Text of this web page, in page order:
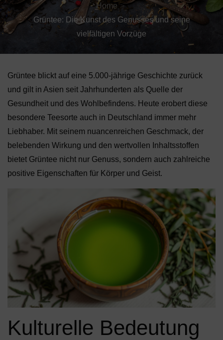
Home
Grüntee: Die Kunst des Genusses und seine
vielfältigen Vorzüge
Grüntee blickt auf eine 5.000-jährige Geschichte zurück
und gilt in Asien seit Jahrhunderten als Quelle der
Gesundheit und des Wohlbefindens. Heute erobert diese
besondere Teesorte auch in Deutschland immer mehr
Liebhaber. Mit seinem nuancenreichen Geschmack, der
belebenden Wirkung und den wertvollen Inhaltsstoffen
bietet Grüntee nicht nur Genuss, sondern auch zahlreiche
positive Eigenschaften für Körper und Geist.
Kulturelle Bedeutung